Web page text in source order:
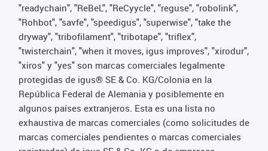
"readychain", "ReBeL", "ReCyycle", "reguse", "robolink",
"Rohbot", "savfe", "speedigus", "superwise", "take the
dryway", "tribofilament", "tribotape", "triflex",
"twisterchain", "when it moves, igus improves", "xirodur",
"xiros" y "yes" son marcas comerciales legalmente
protegidas de igus® SE & Co. KG/Colonia en la
República Federal de Alemania y posiblemente en
algunos países extranjeros. Esta es una lista no
exhaustiva de marcas comerciales (como solicitudes de
marcas comerciales pendientes o marcas comerciales